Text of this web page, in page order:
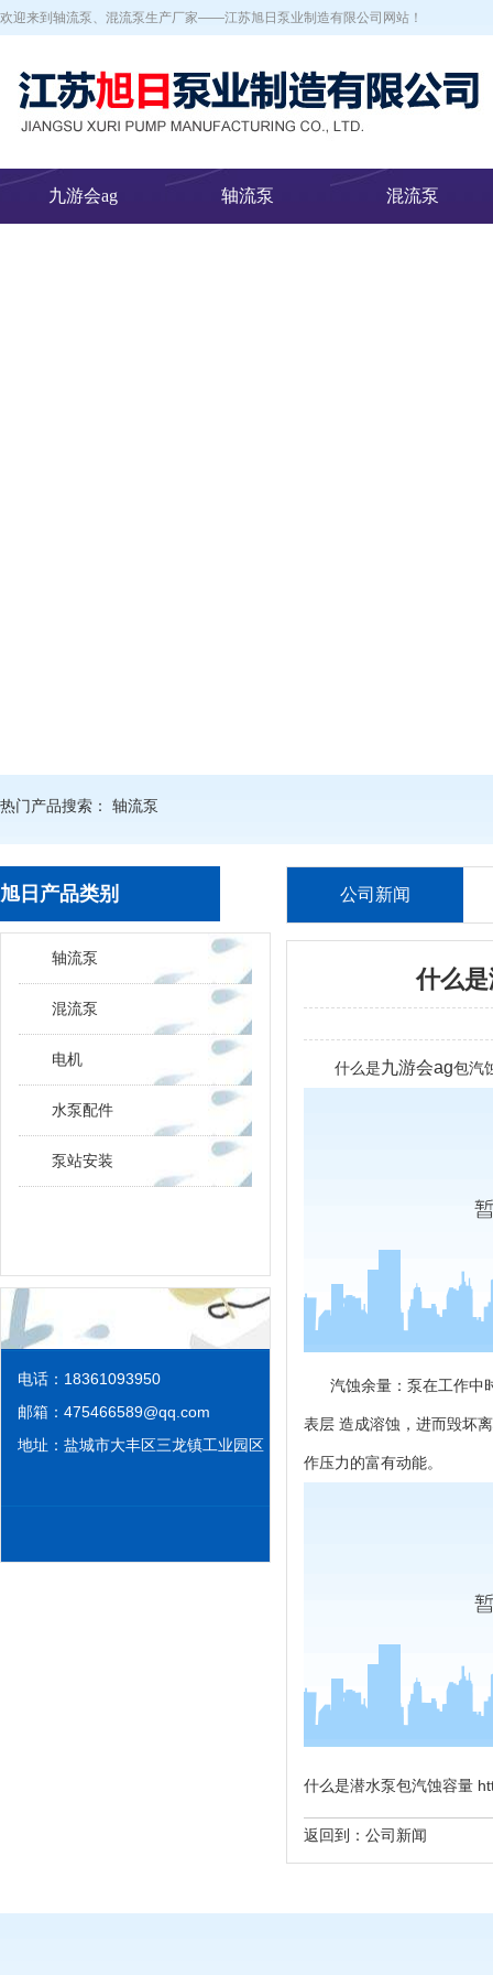
欢迎来到轴流泵、混流泵生产厂家——江苏旭日泵业制造有限公司网站！
九游会ag 轴流泵 混流泵
热门产品搜索： 轴流泵
旭日产品类别
轴流泵
混流泵
电机
水泵配件
泵站安装
电话：18361093950
邮箱： 475466589@qq.com
地址：盐城市大丰区三龙镇工业园区
公司新闻
什么
什么是九游会ag包汽
汽蚀余量：泵在工作中时
表层 造成溶蚀，进而毁坏
作压力的富有动能。
什么是潜水泵包汽蚀容量
返回到： 公司新闻